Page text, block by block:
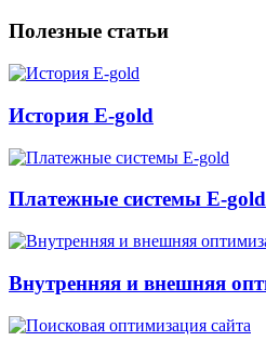
Полезные статьи
История E-gold
Платежные системы E-gold
Внутренняя и внешняя